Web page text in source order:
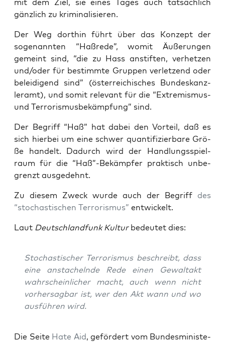
mit dem Ziel, sie eines Tages auch tat­säch­lich
gänz­lich zu kriminalisieren.
Der Weg dort­hin führt über das Kon­zept der
soge­nann­ten “Haß­re­de”, womit Äuße­run­gen
gemeint sind, “die zu Hass anstif­ten, ver­het­zen
und/oder für bestimm­te Grup­pen ver­let­zend oder
belei­di­gend sind” (öster­rei­chi­sches Bun­des­kanz­
ler­amt), und somit rele­vant für die “Extre­mis­mus-
und Ter­ro­ris­mus­be­kämp­fung” sind.
Der Begriff “Haß” hat dabei den Vor­teil, daß es
sich hier­bei um eine schwer quan­ti­fi­zier­ba­re Grö­
ße han­delt. Dadurch wird der Hand­lungs­spiel­
raum für die “Haß”-Bekämpfer prak­tisch unbe­
grenzt ausgedehnt.
Zu die­sem Zweck wur­de auch der Begriff des
“sto­chas­ti­schen Ter­ro­ris­mus” entwickelt.
Laut Deutsch­land­funk Kul­tur bedeu­tet dies:
Sto­chas­ti­scher Ter­ro­ris­mus beschreibt, dass
eine ansta­cheln­de Rede einen Gewalt­akt
wahr­schein­li­cher macht, auch wenn nicht
vor­her­sag­bar ist, wer den Akt wann und wo
aus­füh­ren wird.
Die Sei­te Hate Aid, geför­dert vom Bun­des­mi­nis­te­